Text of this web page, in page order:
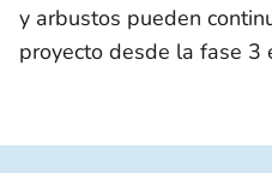
y arbustos pueden
proyecto desde la fase 3